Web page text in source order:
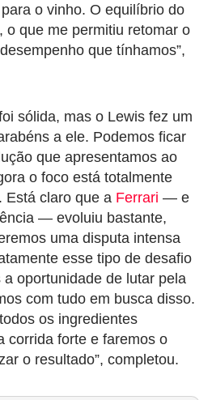
o vinho. O equilíbrio do
o que me permitiu retomar o
que tínhamos”,
sólida, mas o Lewis fez um
a ele. Podemos ficar
que apresentamos ao
o foco está totalmente
Está claro que a Ferrari — e
— evoluiu bastante,
uma disputa intensa
esse tipo de desafio
oportunidade de lutar pela
com tudo em busca disso.
os ingredientes
corrida forte e faremos o
o resultado”, completou.